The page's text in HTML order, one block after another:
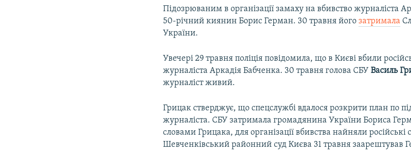
Підозрюваним в організації замаху на вбивство журналіста
50-річний киянин Борис Герман. 30 травня йогозатримала
України.
Увечері 29 травня поліція повідомила, що в Києві вбили
журналіста Аркадія Бабченка. 30 травня голова СБУВасиль
журналіст живий.
Грицак стверджує, що спецслужбі вдалося розкрити план по
журналіста. СБУ затримала громадянина України Бориса
словами Грицака, для організації вбивства найняли російські
Шевченківський районний суд Києва 31 травня заарештував